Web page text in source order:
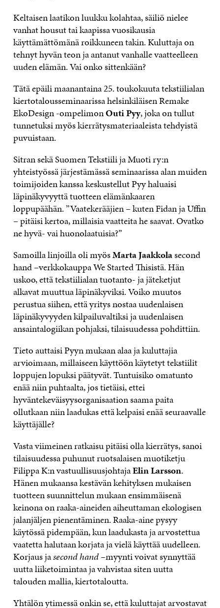
Keltaisen laatikon luukku kolahtaa, säiliö nielee
vanhat housut tai kaapissa vuosikausia
käyttämättömänä roikkuneen takin. Kuluttaja on
tehnyt hyvän teon ja antanut vanhalle vaatteelleen
uuden elämän. Vai onko sittenkään?
Tätä epäili maanantaina 25. toukokuuta tekstiilialan
kiertotalousseminaarissa helsinkiläisen Remake
EkoDesign -ompelimonOuti Pyy, joka on tullut
tunnetuksi myös kierrätysmateriaaleista tehdyistä
puvuistaan.
Sitran sekä Suomen Tekstiili ja Muoti ry:n
yhteistyössä järjestämässä seminaarissa alan muiden
toimijoiden kanssa keskustellut Pyy haluaisi
läpinäkyvyyttä tuotteen elämänkaaren
loppupäähän. ”Vaatekerääjien – kuten Fidan ja Uffin
– pitäisi kertoa, millaisia vaatteita he saavat. Ovatko
ne hyvä- vai huonolaatuisia?”
Samoilla linjoilla oli myösMarta Jaakkolasecond
hand –verkkokauppa We Started Thisistä. Hän
uskoo, että tekstiilialan tuotanto- ja jäteketjut
alkavat muuttua läpinäkyviksi. Voiko muutos
perustua siihen, että yritys nostaa uudenlaisen
läpinäkyvyyden kilpailuvaltiksi ja uudenlaisen
ansaintalogiikan pohjaksi, tilaisuudessa pohdittiin.
Tieto auttaisi Pyyn mukaan alaa ja kuluttajia
arvioimaan, millaiseen käyttöön käytetyt tekstiilit
loppujen lopuksi päätyvät. Tuntuisiko omatunto
enää niin puhtaalta, jos tietäisi, ettei
hyväntekeväisyysorganisaation saama paita
ollutkaan niin laadukas että kelpaisi enää seuraavalle
käyttäjälle?
Vasta viimeinen ratkaisu pitäisi olla kierrätys, sanoi
tilaisuudessa puhunut ruotsalaisen muotiketju
Filippa K:n vastuullisuusjohtajaElin Larsson.
Hänen mukaansa kestävän kehityksen mukaisen
tuotteen suunnittelun mukaan ensimmäisenä
keinona on raaka-aineiden aiheuttaman ekologisen
jalanjäljen pienentäminen. Raaka-aine pysyy
käytössä pidempään, kun laadukasta ja arvostettua
vaatetta halutaan korjata ja vielä käyttää uudelleen.
Korjaus jasecond hand–myynti voivat synnyttää
uutta liiketoimintaa ja vahvistaa siten uutta
talouden mallia, kiertotaloutta.
Yhtälön ytimessä onkin se, että kuluttajat arvostavat